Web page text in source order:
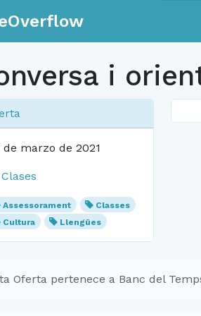
i
de marzo de 2021
Assessorament
Classes
Cultura
Llengües
Oferta pertenece a Banc del